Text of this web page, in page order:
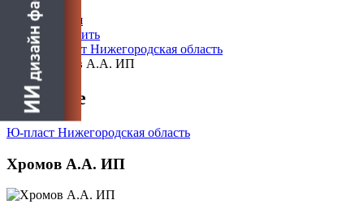
Главная
Где купить
Ю-пласт Нижегородская область
Хромов А.А. ИП
О салоне
Ю-пласт Нижегородская область
Хромов А.А. ИП